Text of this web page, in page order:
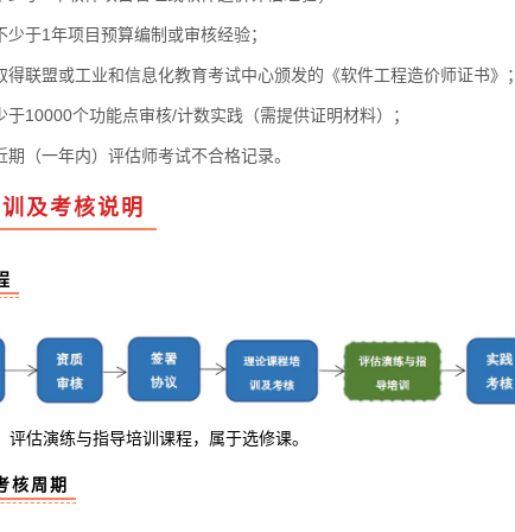
于1年项目预算编制或审核经验；
联盟或工业和信息化教育考试中心颁发的《软件工程造价师证书》
个功能点审核/计数实践（需提供证明材料）；
（一年内）评估师考试不合格记录。
及考核说明
评估演练与指导培训课程，属于选修课。
核周期